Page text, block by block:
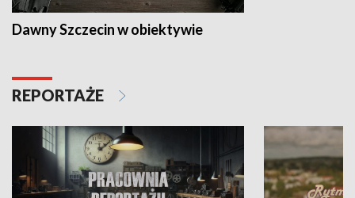
Dawny Szczecin w obiektywie
REPORTAŻE